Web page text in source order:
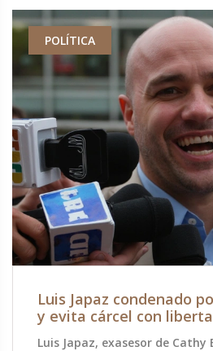
POLÍTICA
Luis Japaz condenado
y evita cárcel con
Luis Japaz, exasesor de